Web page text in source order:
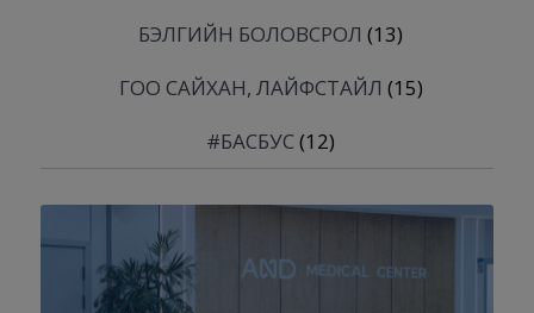
БЭЛГИЙН БОЛОВСРОЛ (13)
ГОО САЙХАН, ЛАЙФСТАЙЛ (15)
#БАСБУС(12)